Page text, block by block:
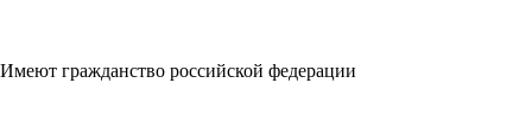
Имеют гражданство российской федерации